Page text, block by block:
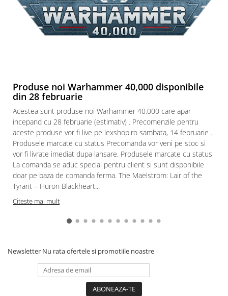
Accesorii
Figurine
Figurine diverse
DC Univers
FUNKO POP!
One Piece
Dragon Ball
Anime
Gundam
Accesorii Gundam
Produse noi Warhammer 40,000 disponibile
din 28 februarie
Acestea sunt produse noi Warhammer 40,000 care apar
incepand cu 28 februarie (estimativ) . Precomenzile pentru
aceste produse vor fi live pe lexshop.ro sambata, 14 februarie .
Produsele marcate cu status Precomanda vor veni pe stoc si
vor fi livrate imediat dupa lansare. Produsele marcate cu status
La comanda se aduc special pentru client si sunt disponibile
doar pe baza de comanda ferma. The Maelstrom: Lair of the
Tyrant – Huron Blackheart...
Citeste mai mult
Newsletter Nu rata ofertele si promotiile noastre